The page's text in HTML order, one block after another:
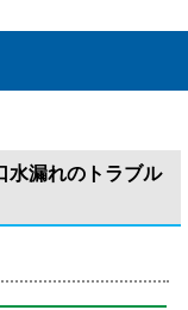
水漏れのトラブル